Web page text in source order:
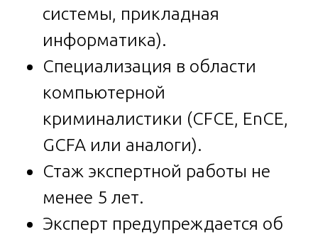
системы, прикладная
информатика).
Специализация в области
компьютерной
криминалистики (CFCE, EnCE,
GCFA или аналоги).
Стаж экспертной работы не
менее 5 лет.
Эксперт предупреждается об